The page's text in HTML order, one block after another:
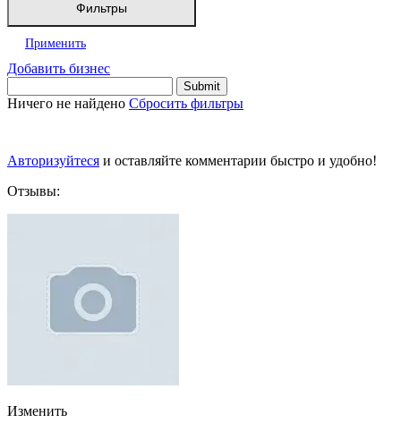
Фильтры
Применить
Добавить бизнес
Ничего не найдено Сбросить фильтры
Авторизуйтеся и оставляйте комментарии быстро и удобно!
Отзывы:
Изменить